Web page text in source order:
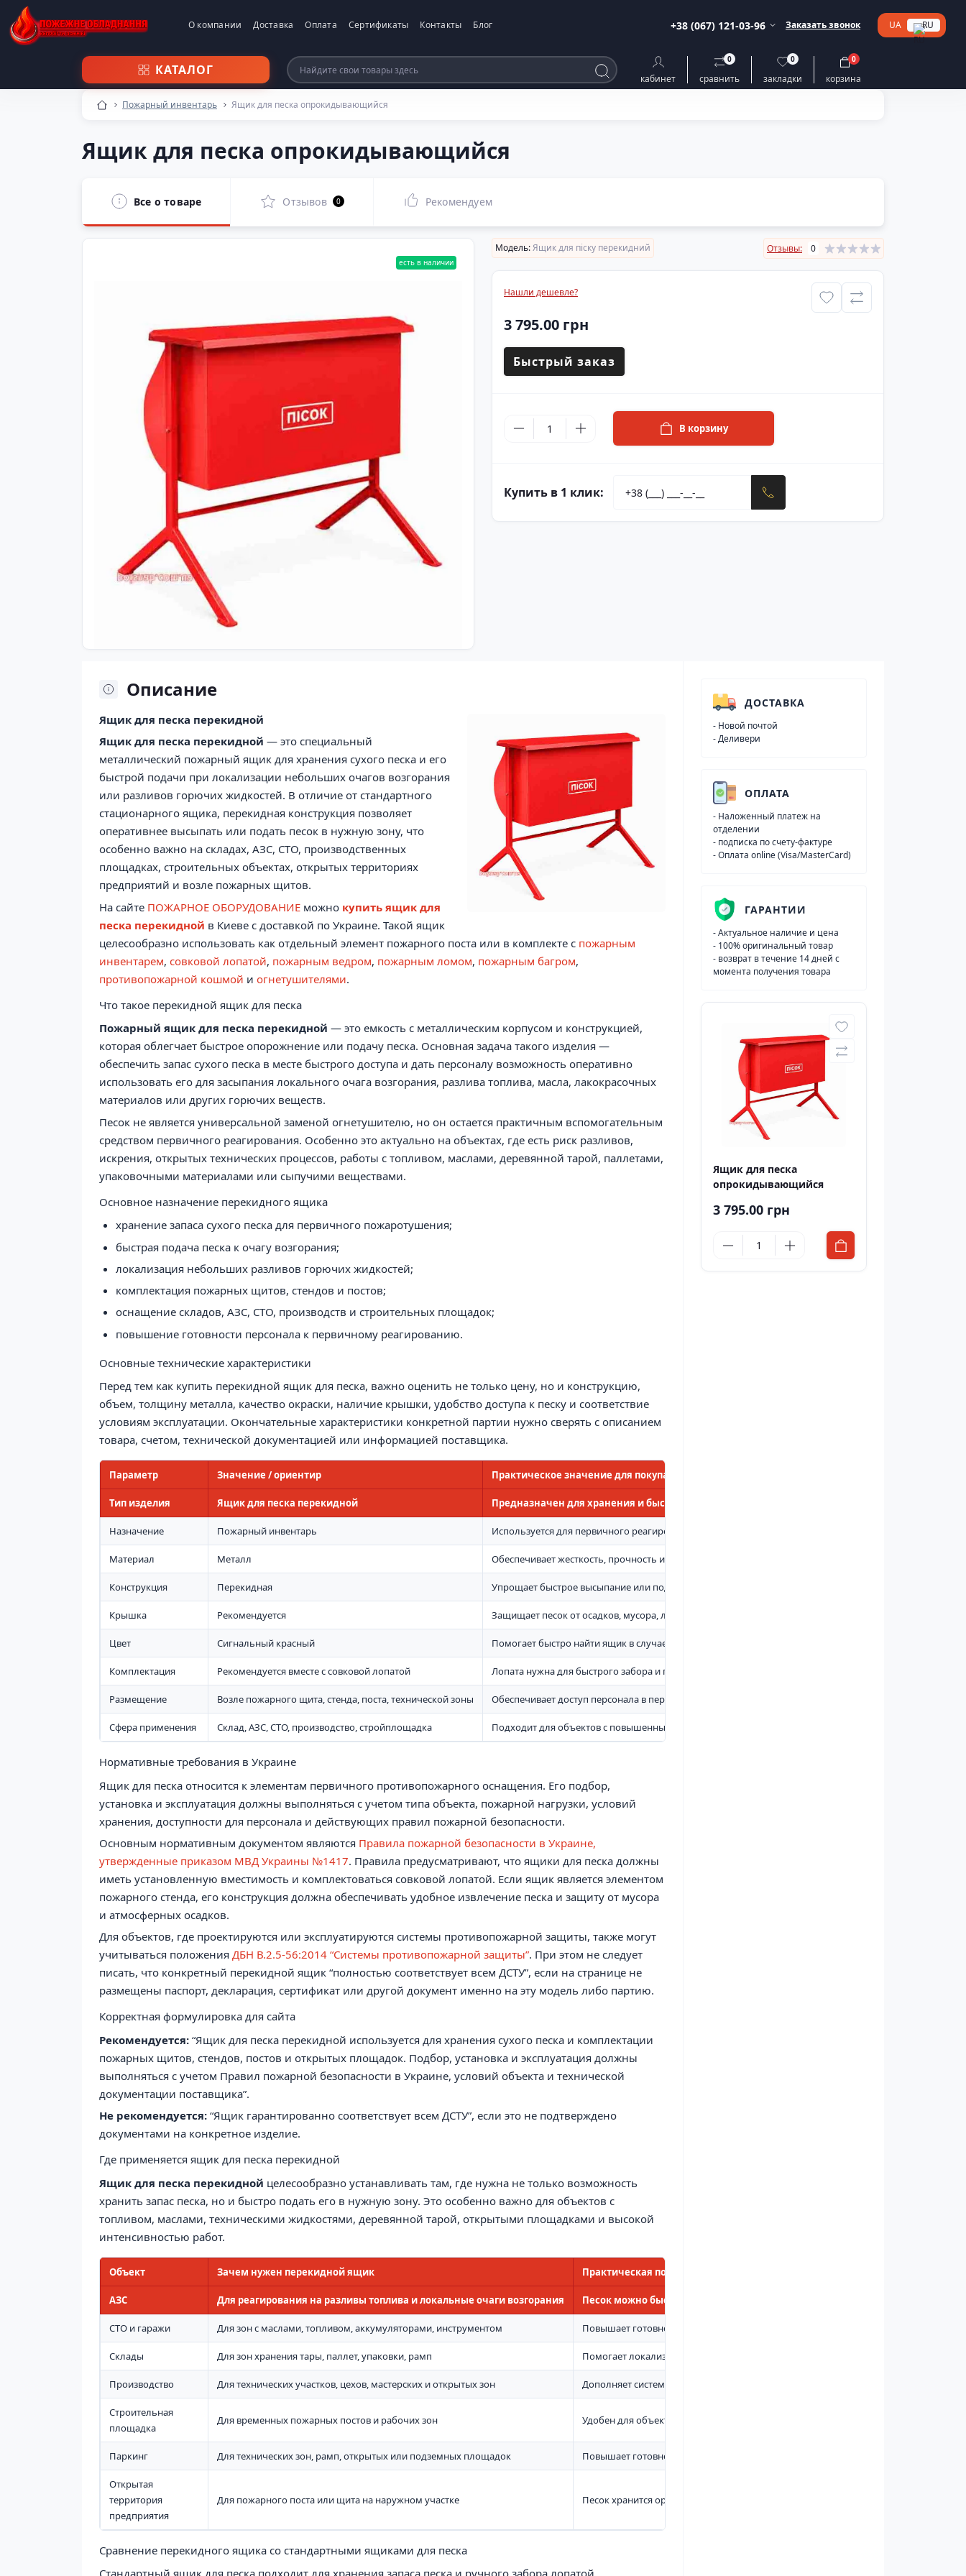
О компании Доставка Оплата Сертификаты Контакты Блог +38 (067) 121-03-96 Заказать звонок UA RU
КАТАЛОГ
кабинет сравнить
0
закладки
0
корзина
0
Пожарный инвентарь Ящик для песка опрокидывающийся
Ящик для песка опрокидывающийся
Все о товаре Отзывов 0 Рекомендуем
есть в наличии
Модель:Ящик для піску перекидний Отзывы: 0
Нашли дешевле?
3 795.00 грн
Быстрый заказ
В корзину
Купить в 1 клик:
Описание
Ящик для песка перекидной
Ящик для песка перекидной — это специальный
металлический пожарный ящик для хранения сухого песка и его
быстрой подачи при локализации небольших очагов возгорания
или разливов горючих жидкостей. В отличие от стандартного
стационарного ящика, перекидная конструкция позволяет
оперативнее высыпать или подать песок в нужную зону, что
особенно важно на складах, АЗС, СТО, производственных
площадках, строительных объектах, открытых территориях
предприятий и возле пожарных щитов.
На сайте ПОЖАРНОЕ ОБОРУДОВАНИЕ можно купить ящик для
песка перекидной в Киеве с доставкой по Украине. Такой ящик
целесообразно использовать как отдельный элемент пожарного поста или в комплекте с пожарным
инвентарем, совковой лопатой, пожарным ведром, пожарным ломом, пожарным багром,
противопожарной кошмой и огнетушителями.
Что такое перекидной ящик для песка
Пожарный ящик для песка перекидной — это емкость с металлическим корпусом и конструкцией,
которая облегчает быстрое опорожнение или подачу песка. Основная задача такого изделия —
обеспечить запас сухого песка в месте быстрого доступа и дать персоналу возможность оперативно
использовать его для засыпания локального очага возгорания, разлива топлива, масла, лакокрасочных
материалов или других горючих веществ.
Песок не является универсальной заменой огнетушителю, но он остается практичным вспомогательным
средством первичного реагирования. Особенно это актуально на объектах, где есть риск разливов,
искрения, открытых технических процессов, работы с топливом, маслами, деревянной тарой, паллетами,
упаковочными материалами или сыпучими веществами.
Основное назначение перекидного ящика
хранение запаса сухого песка для первичного пожаротушения;
быстрая подача песка к очагу возгорания;
локализация небольших разливов горючих жидкостей;
комплектация пожарных щитов, стендов и постов;
оснащение складов, АЗС, СТО, производств и строительных площадок;
повышение готовности персонала к первичному реагированию.
Основные технические характеристики
Перед тем как купить перекидной ящик для песка, важно оценить не только цену, но и конструкцию,
объем, толщину металла, качество окраски, наличие крышки, удобство доступа к песку и соответствие
условиям эксплуатации. Окончательные характеристики конкретной партии нужно сверять с описанием
товара, счетом, технической документацией или информацией поставщика.
Параметр Значение / ориентир Практическое значение для покупателя
Тип изделия Ящик для песка перекидной Предназначен для хранения и быстрой подачи песка
Назначение Пожарный инвентарь Используется для первичного реагирования на возгорание
Материал Металл Обеспечивает жесткость, прочность и устойчивость к нагрузкам
Конструкция Перекидная Упрощает быстрое высыпание или подачу песка
Крышка Рекомендуется Защищает песок от осадков, мусора, листьев и увлажнения
Цвет Сигнальный красный Помогает быстро найти ящик в случае пожара
Комплектация Рекомендуется вместе с совковой лопатой Лопата нужна для быстрого забора и подачи песка
Размещение Возле пожарного щита, стенда, поста, технической зоны Обеспечивает доступ персонала в первые секунды реагирования
Сфера применения Склад, АЗС, СТО, производство, стройплощадка Подходит для объектов с повышенным риском локальных возгораний
Нормативные требования в Украине
Ящик для песка относится к элементам первичного противопожарного оснащения. Его подбор,
установка и эксплуатация должны выполняться с учетом типа объекта, пожарной нагрузки, условий
хранения, доступности для персонала и действующих правил пожарной безопасности.
Основным нормативным документом являются Правила пожарной безопасности в Украине,
утвержденные приказом МВД Украины №1417. Правила предусматривают, что ящики для песка должны
иметь установленную вместимость и комплектоваться совковой лопатой. Если ящик является элементом
пожарного стенда, его конструкция должна обеспечивать удобное извлечение песка и защиту от мусора
и атмосферных осадков.
Для объектов, где проектируются или эксплуатируются системы противопожарной защиты, также могут
учитываться положения ДБН В.2.5-56:2014 “Системы противопожарной защиты”. При этом не следует
писать, что конкретный перекидной ящик “полностью соответствует всем ДСТУ”, если на странице не
размещены паспорт, декларация, сертификат или другой документ именно на эту модель либо партию.
Корректная формулировка для сайта
Рекомендуется: “Ящик для песка перекидной используется для хранения сухого песка и комплектации
пожарных щитов, стендов, постов и открытых площадок. Подбор, установка и эксплуатация должны
выполняться с учетом Правил пожарной безопасности в Украине, условий объекта и технической
документации поставщика”.
Не рекомендуется: “Ящик гарантированно соответствует всем ДСТУ”, если это не подтверждено
документами на конкретное изделие.
Где применяется ящик для песка перекидной
Ящик для песка перекидной целесообразно устанавливать там, где нужна не только возможность
хранить запас песка, но и быстро подать его в нужную зону. Это особенно важно для объектов с
топливом, маслами, техническими жидкостями, деревянной тарой, открытыми площадками и высокой
интенсивностью работ.
Объект Зачем нужен перекидной ящик Практическая польза
АЗС Для реагирования на разливы топлива и локальные очаги возгорания Песок можно быстро подать в опасную зону
СТО и гаражи Для зон с маслами, топливом, аккумуляторами, инструментом Повышает готовность к первичному реагированию
Склады Для зон хранения тары, паллет, упаковки, рамп Помогает локализовать небольшое возгорание или разлив
Производство Для технических участков, цехов, мастерских и открытых зон Дополняет систему первичного пожаротушения
Строительная
площадка
Для временных пожарных постов и рабочих зон Удобен для объектов с древесиной, битумом, топливом, техникой
Паркинг Для технических зон, рамп, открытых или подземных площадок Повышает готовность к локальным аварийным ситуациям
Открытая
территория
предприятия
Для пожарного поста или щита на наружном участке Песок хранится организованно и доступно
Сравнение перекидного ящика со стандартными ящиками для песка
ДОСТАВКА
- Новой почтой
- Деливери
ОПЛАТА
- Наложенный платеж на
отделении
- подписка по счету-фактуре
- Оплата online (Visa/MasterCard)
ГАРАНТИИ
- Актуальное наличие и цена
- 100% оригинальный товар
- возврат в течение 14 дней с
момента получения товара
Ящик для песка
опрокидывающийся
3 795.00 грн